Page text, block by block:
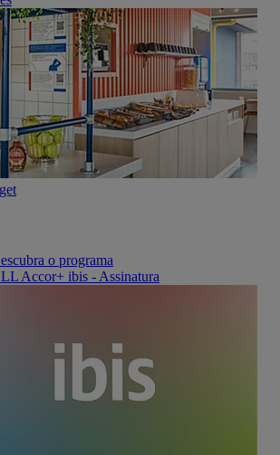
o programa
Accor+ ibis - Assinatura